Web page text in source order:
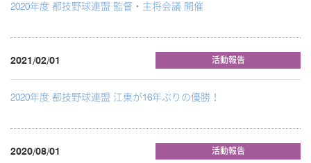
2020年度 都技野球連盟 監督・主将会議 開催
2021/02/01 活動報告
2020年度 都技野球連盟 江東が16年ぶりの優勝！
2020/08/01 活動報告